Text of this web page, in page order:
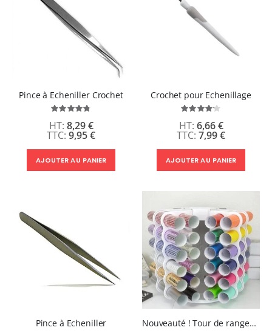
Pince à Echeniller Crochet
Évaluation:
9,95 €
8,29 €
AJOUTER AU PANIER
Crochet pour Echenillage
Évaluation:
7,99 €
6,66 €
AJOUTER AU PANIER
Pince à Echeniller Nouveauté ! Tour de rangement rotative pour Flex ou Vinyle - 36 emplacements